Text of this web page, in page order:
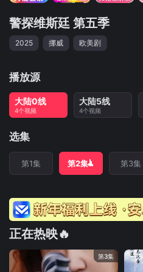
警探维斯廷 第五季
2025 挪威 欧美剧
播放源
大陆0线
4个视频
大陆5线
4个视频
选集
第1集 第2集 第3集
正在热映🔥
第3集